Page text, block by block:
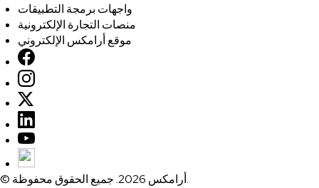
واجهات برمجة التطبيقات
منصات التجارة الإلكترونية
موقع أرامكس الإلكتروني
© أرامكس 2026. جميع الحقوق محفوظة.